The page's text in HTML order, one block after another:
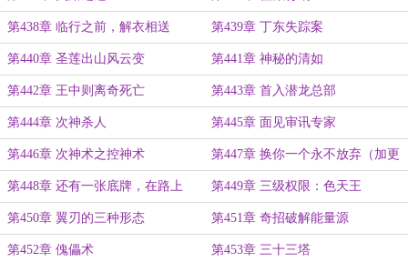
第438章 临行之前，解衣相送 第439章 丁东失踪案
第440章 圣莲出山风云变 第441章 神秘的清如
第442章 王中则离奇死亡 第443章 首入潜龙总部
第444章 次神杀人 第445章 面见审讯专家
第446章 次神术之控神术 第447章 换你一个永不放弃（加更
求月票）
第448章 还有一张底牌，在路上 第449章 三级权限：色天王
第450章 翼刃的三种形态 第451章 奇招破解能量源
第452章 傀儡术 第453章 三十三塔